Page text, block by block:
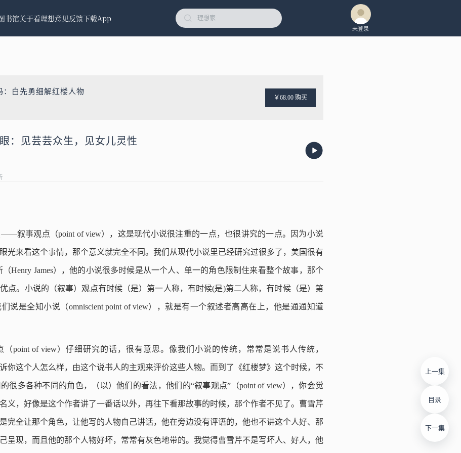
书馆关于看理想意见反馈下载App
未登录
：白先勇细解红楼人物
￥68.00 购买
：见芸芸众生，见女儿灵性
上一集
目录
下一集
叙事观点（point of view），这是现代小说很注重的一点，也很讲究的一点。因为小说
光来看这个事情，那个意义就完全不同。我们从现代小说里已经研究过很多了，美国很有
（Henry James），他的小说很多时候是从一个人、单一的角色限制住来看整个故事，那个
优点。小说的（叙事）观点有时候（是）第一人称，有时候(是)第二人称，有时候（是）第
说是全知小说（omniscient point of view），就是有一个叙述者高高在上，他是通通知道
（point of view）仔细研究的话，很有意思。像我们小说的传统，常常是说书人传统，
你这个人怎么样，由这个说书人的主观来评价这些人物。而到了《红楼梦》这个时候，不
很多各种不同的角色，（以）他们的看法，他们的“叙事观点”（point of view），你会觉
义，好像是这个作者讲了一番话以外，再往下看那故事的时候，那个作者不见了。曹雪芹
完全让那个角色，让他写的人物自己讲话，他在旁边没有评语的，他也不讲这个人好、那
呈现，而且他的那个人物好坏，常常有灰色地带的。我觉得曹雪芹不是写坏人、好人，他